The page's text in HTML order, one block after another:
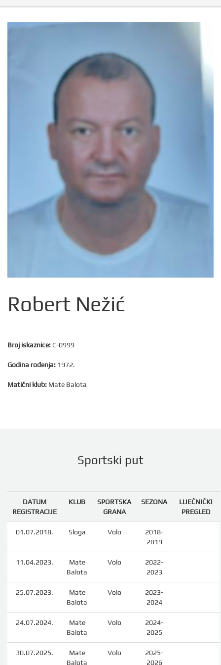
Robert Nežić
Broj iskaznice: C-0999
Godina rođenja: 1972.
Matični klub: Mate Balota
Sportski put
DATUM
REGISTRACIJE
KLUB
SPORTSKA
GRANA
SEZONA
LIJEČNIČKI
PREGLED
01.07.2018. Sloga Volo
2018-
2019
11.04.2023.
Mate
Balota
Volo
2022-
2023
25.07.2023.
Mate
Balota
Volo
2023-
2024
24.07.2024.
Mate
Balota
Volo
2024-
2025
30.07.2025.
Mate
Balota
Volo
2025-
2026